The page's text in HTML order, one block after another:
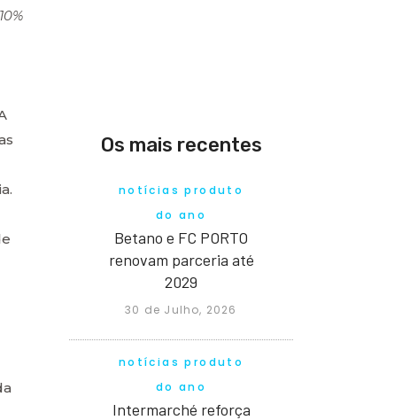
Os mais recentes
notícias produto
do ano
Betano e FC PORTO
renovam parceria até
2029
30 de Julho, 2026
notícias produto
do ano
Intermarché reforça